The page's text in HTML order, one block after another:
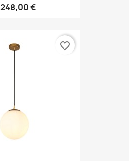
248,00 €
favorite_border